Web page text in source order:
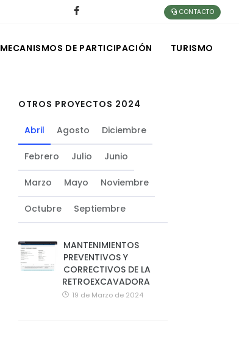
CONTACTO
MECANISMOS DE PARTICIPACIÓN TURISMO
OTROS PROYECTOS 2024
Abril Agosto Diciembre
Febrero Julio Junio
Marzo Mayo Noviembre
Octubre Septiembre
MANTENIMIENTOS
PREVENTIVOS Y
CORRECTIVOS DE LA
RETROEXCAVADORA
19 de Marzo de 2024